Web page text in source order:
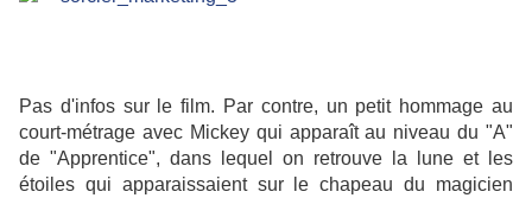
Pas d'infos sur le film. Par contre, un petit hommage au
court-métrage avec Mickey qui apparaît au niveau du "A"
de "Apprentice", dans lequel on retrouve la lune et les
étoiles qui apparaissaient sur le chapeau du magicien